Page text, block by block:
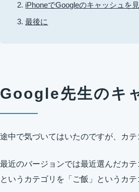
iPhoneでGoogleのキャッシュを
最後に
Google先生のキ
途中で気づいてはいたのですが、カ
最近のバージョンでは最近選んだカ
というカテゴリを「ご飯」というカテ